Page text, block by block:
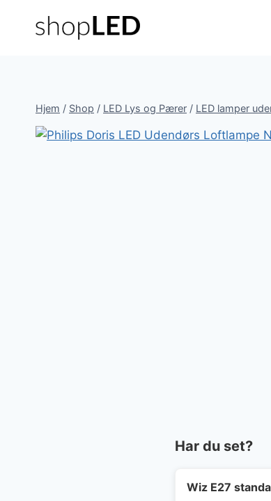
Hjem / Shop / LED Lys og Pærer / LED lamper
Har du set?
Wiz E27